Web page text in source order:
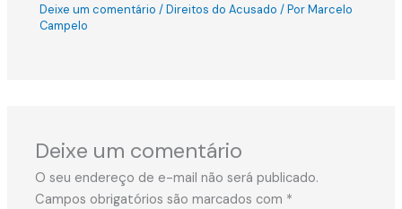
Deixe um comentário /Direitos do Acusado / PorMarcelo
Campelo
Deixe um comentário
O seu endereço de e-mail não será publicado.
Campos obrigatórios são marcados com *